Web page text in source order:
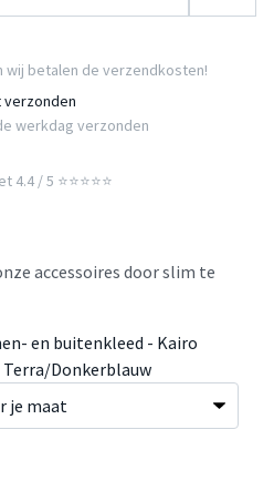
wij betalen de verzendkosten!
verzonden
werkdag verzonden
/ 5 ⭐⭐⭐⭐⭐
accessoires door slim te
en buitenkleed - Kairo
Donkerblauw